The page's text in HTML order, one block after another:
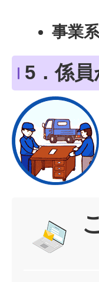
事業
5．係